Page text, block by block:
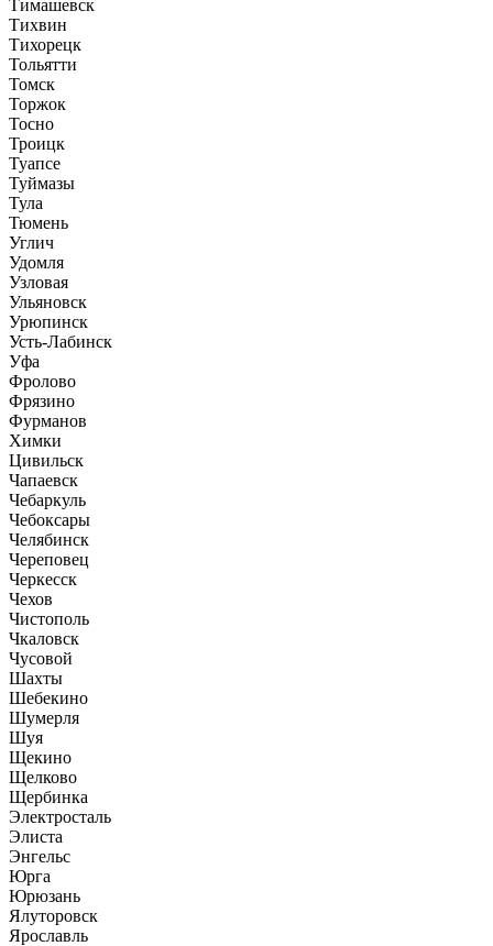
Тимашевск
Тихвин
Тихорецк
Тольятти
Томск
Торжок
Тосно
Троицк
Туапсе
Туймазы
Тула
Тюмень
Углич
Удомля
Узловая
Ульяновск
Урюпинск
Усть-Лабинск
Уфа
Фролово
Фрязино
Фурманов
Химки
Цивильск
Чапаевск
Чебаркуль
Чебоксары
Челябинск
Череповец
Черкесск
Чехов
Чистополь
Чкаловск
Чусовой
Шахты
Шебекино
Шумерля
Шуя
Щекино
Щелково
Щербинка
Электросталь
Элиста
Энгельс
Юрга
Юрюзань
Ялуторовск
Ярославль